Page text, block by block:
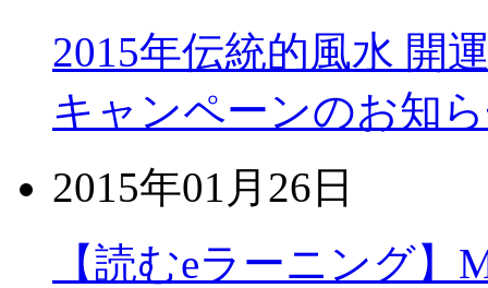
2015年伝統的風水 開
キャンペーンのお知
2015年01月26日
【読むeラーニング】